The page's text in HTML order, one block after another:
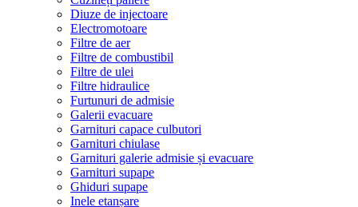
Diuze de injectoare
Electromotoare
Filtre de aer
Filtre de combustibil
Filtre de ulei
Filtre hidraulice
Furtunuri de admisie
Galerii evacuare
Garnituri capace culbutori
Garnituri chiulase
Garnituri galerie admisie și evacuare
Garnituri supape
Ghiduri supape
Inele etanșare